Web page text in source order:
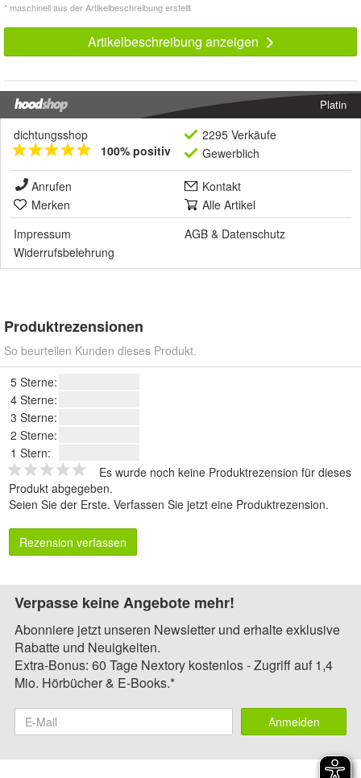
* maschinell aus der Artikelbeschreibung erstellt
Artikelbeschreibung anzeigen
Platin
dichtungsshop
100% positiv
2295 Verkäufe
Gewerblich
Anrufen
Kontakt
Merken
Alle Artikel
Impressum
AGB & Datenschutz
Widerrufsbelehrung
Produktrezensionen
So beurteilen Kunden dieses Produkt.
5 Sterne:
4 Sterne:
3 Sterne:
2 Sterne:
1 Stern:
Es wurde noch keine Produktrezension für dieses
Produkt abgegeben.
Seien Sie der Erste. Verfassen Sie jetzt eine Produktrezension.
Rezension verfassen
Verpasse keine Angebote mehr!
Abonniere jetzt unseren Newsletter und erhalte exklusive
Rabatte und Neuigkeiten.
Extra-Bonus: 60 Tage Nextory kostenlos - Zugriff auf 1,4
Mio. Hörbücher & E-Books.*
Anmelden